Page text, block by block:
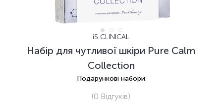
iS CLINICAL
Набір для чутливої шкіри Pure Calm
Collection
Подарункові набори
(0 Відгуків)